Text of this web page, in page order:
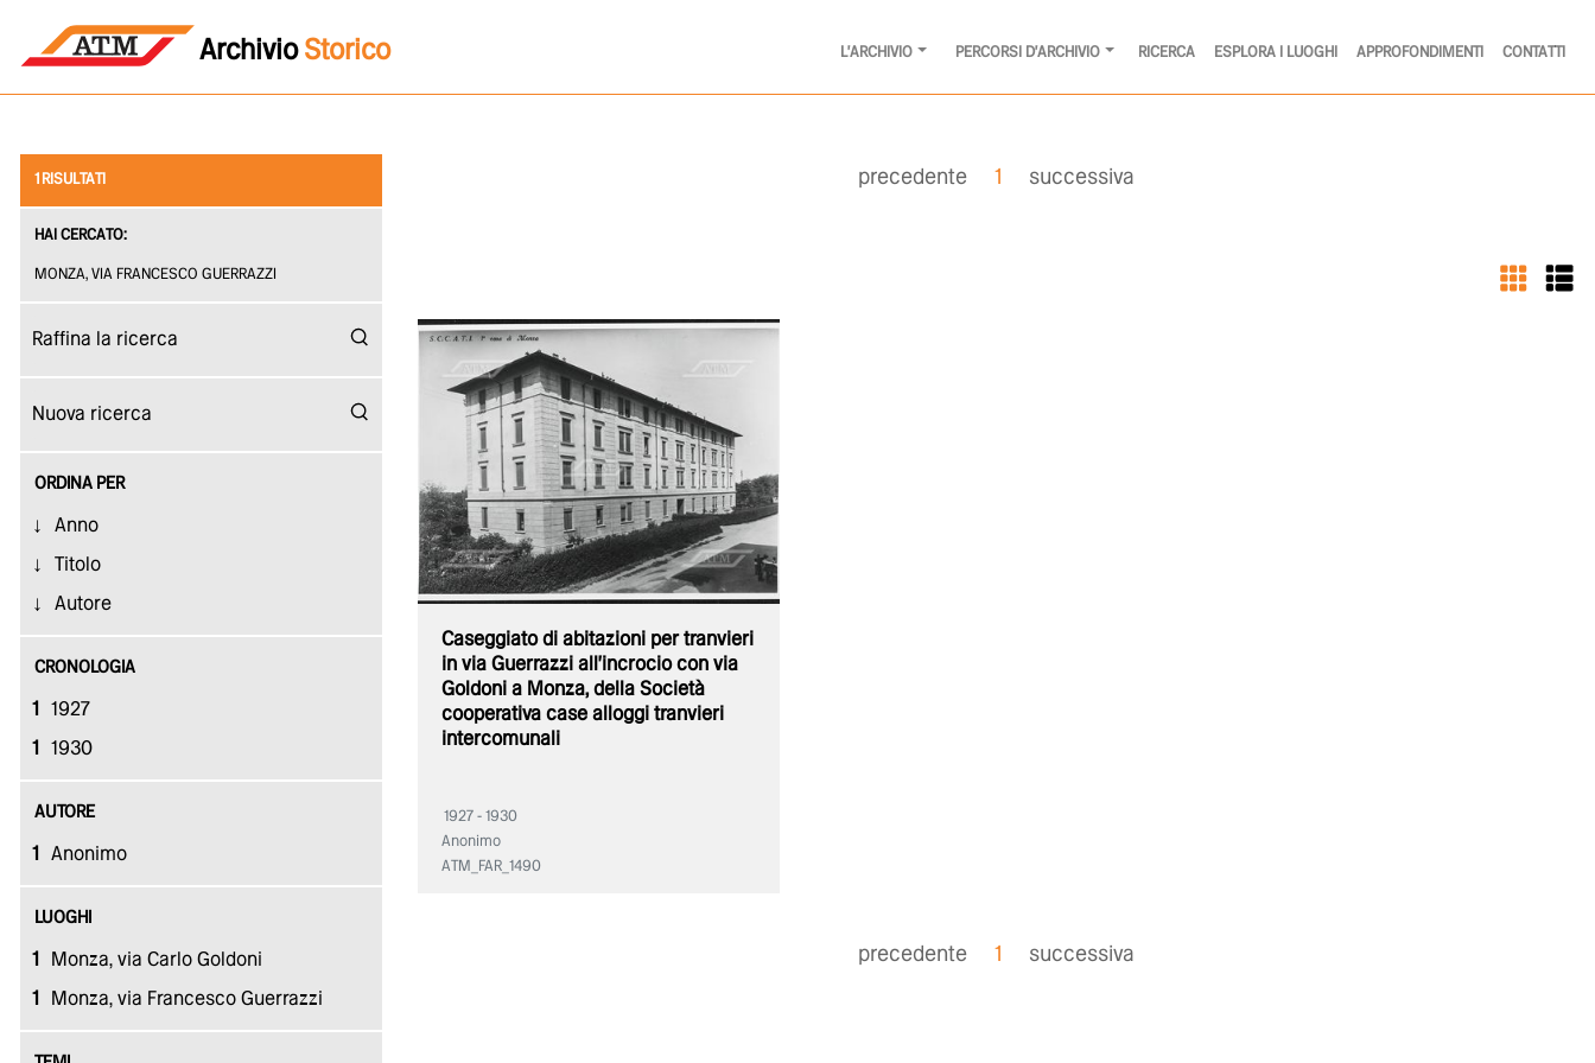
Archivio Storico L'ARCHIVIO PERCORSI D'ARCHIVIO RICERCA ESPLORA I LUOGHI APPROFONDIMENTI CONTATTI
1 RISULTATI
HAI CERCATO:
MONZA, VIA FRANCESCO GUERRAZZI
ORDINA PER
Anno
Titolo
Autore
CRONOLOGIA
1 1927
1 1930
AUTORE
1 Anonimo
LUOGHI
1 Monza, via Carlo Goldoni
1 Monza, via Francesco Guerrazzi
precedente 1 successiva
Caseggiato di abitazioni per tranvieri
in via Guerrazzi all'incrocio con via
Goldoni a Monza, della Società
cooperativa case alloggi tranvieri
intercomunali
1927 - 1930
Anonimo
ATM_FAR_1490
precedente 1 successiva